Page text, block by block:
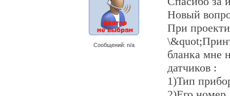
Сообщений: n/a
Новый
При
бланка мне
датчиков :
1)Тип